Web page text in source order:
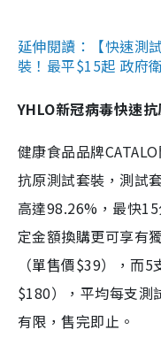
延伸閱讀：【快速測
裝！最平$15起 政府
YHLO新冠病毒快速
健康食品品牌
抗原測試套裝，測試
高達98.26%，最快
定金額換購更可享有
（單售價$39），而
$180），平均每支測
有限，售完即止。